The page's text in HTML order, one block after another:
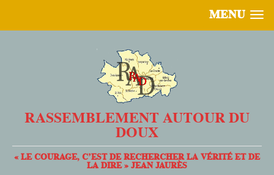
MENU
RASSEMBLEMENT AUTOUR DU
DOUX
« LE COURAGE, C’EST DE RECHERCHER LA VÉRITÉ ET DE
LA DIRE » JEAN JAURÈS